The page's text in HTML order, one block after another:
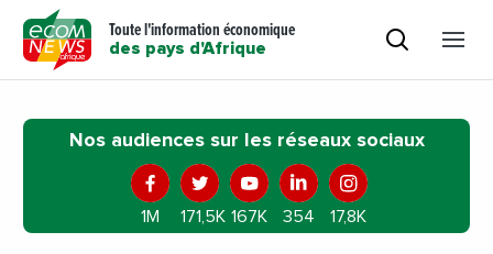
Toute l'information économique
des pays d'Afrique
Nos audiences sur les réseaux sociaux
1M 171,5K 167K 354 17,8K